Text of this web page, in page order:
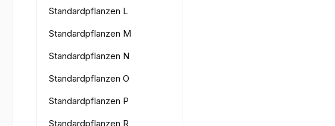
Standardpflanzen L
Standardpflanzen M
Standardpflanzen N
Standardpflanzen O
Standardpflanzen P
Standardpflanzen R